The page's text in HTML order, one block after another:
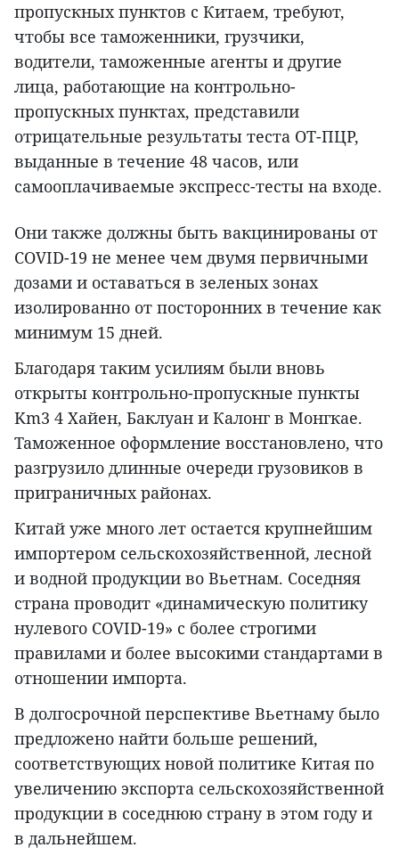
пропускных пунктов с Китаем, требуют,
чтобы все таможенники, грузчики,
водители, таможенные агенты и другие
лица, работающие на контрольно-
пропускных пунктах, представили
отрицательные результаты теста ОТ-ПЦР,
выданные в течение 48 часов, или
самооплачиваемые экспресс-тесты на входе.
Они также должны быть вакцинированы от
COVID-19 не менее чем двумя первичными
дозами и оставаться в зеленых зонах
изолированно от посторонних в течение как
минимум 15 дней.
Благодаря таким усилиям были вновь
открыты контрольно-пропускные пункты
Km3 4 Хайен, Баклуан и Калонг в Монгкае.
Таможенное оформление восстановлено, что
разгрузило длинные очереди грузовиков в
приграничных районах.
Китай уже много лет остается крупнейшим
импортером сельскохозяйственной, лесной
и водной продукции во Вьетнам. Соседняя
страна проводит «динамическую политику
нулевого COVID-19» с более строгими
правилами и более высокими стандартами в
отношении импорта.
В долгосрочной перспективе Вьетнаму было
предложено найти больше решений,
соответствующих новой политике Китая по
увеличению экспорта сельскохозяйственной
продукции в соседнюю страну в этом году и
в дальнейшем.